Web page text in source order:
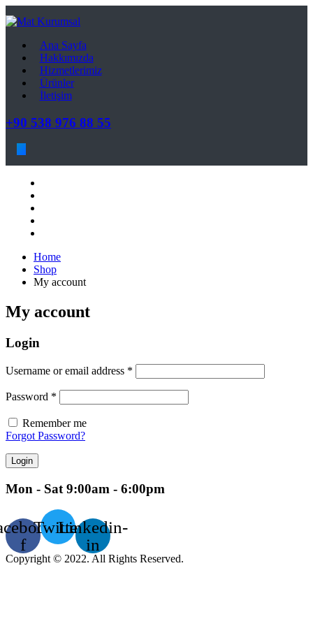
Ana Sayfa
Hakkımızda
Hizmetlerimiz
Ürünler
İletişim
+90 538 976 88 55
Home
Shop
My account
My account
Login
Username or email address *
Password *
Remember me
Forgot Password?
Login
Mon - Sat 9:00am - 6:00pm
f
TwitterLinkedin-
in
Copyright © 2022. All Rights Reserved.